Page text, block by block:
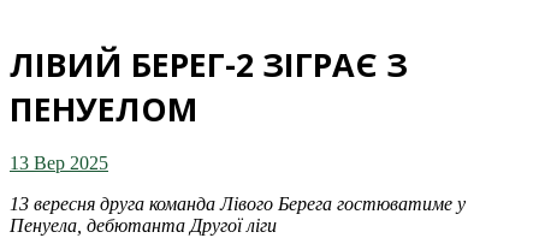
ЛІВИЙ БЕРЕГ-2 ЗІГРАЄ З
ПЕНУЕЛОМ
13 Вер 2025
13 вересня друга команда Лівого Берега гостюватиме у
Пенуела, дебютанта Другої ліги